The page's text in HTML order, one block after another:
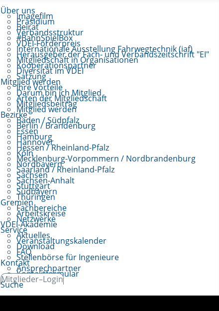
Über uns
Imagefilm
Präsidium
Beirat
Verbandsstruktur
#BahnSpielBox
VDEI-Förderpreis
Internationale Ausstellung Fahrwegtechnik (iaf)
Herausgeber der Fach- und Verbandszeitschrift "EI"
Mitgliedschaft in Organisationen
Kooperationspartner
Diversität im VDEI
Satzung
Mitglied werden
Ihre Vorteile
Darum bin ich Mitglied
Arten der Mitgliedschaft
Mitgliedsbeitrag
Mitglied werden
BezirkeBaden / Südpfalz
Berlin / Brandenburg
Essen
Hamburg
Hannover
Hessen / Rheinland-Pfalz
Köln
Mecklenburg-Vorpommern / Nordbrandenburg
Nordbayern
Saarland / Rheinland-Pfalz
Sachsen
Sachsen-Anhalt
Stuttgart
Südbayern
Thüringen
GremienFachbereiche
Arbeitskreise
Netzwerke
VDEI-Akademie
ServiceAktuelles
Veranstaltungskalender
Download
FAQ
Stellenbörse für Ingenieure
KontaktAnsprechpartner
Kontaktformular
Mitglieder–Login
Suche